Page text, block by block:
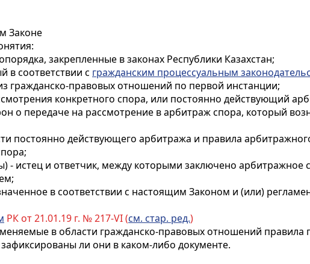
Законе
закрепленные в законах Республики Казахстан;
в соответствии с гражданским процессуальным
гражданско-правовых отношений по первой инстанции;
конкретного спора, или постоянно действующий
о передаче на рассмотрение в арбитраж спора, который
постоянно действующего арбитража и правила
- истец и ответчик, между которыми заключено арбитражное
в соответствии с настоящим Законом и (или)
РК от 21.01.19 г. № 217-VI (см. стар. ред.)
в области гражданско-правовыхотношений правила
ли они в каком-либо документе.